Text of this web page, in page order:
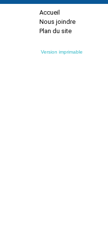
Accueil
Nous joindre
Plan du site
Version imprimable